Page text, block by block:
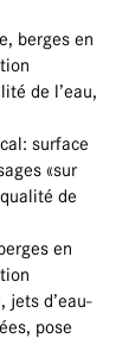
berges en
de l’eau,
surface
«sur
de
en
jets d’eau-
pose